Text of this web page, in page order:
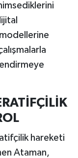
modellerine
hareketi
Ataman,